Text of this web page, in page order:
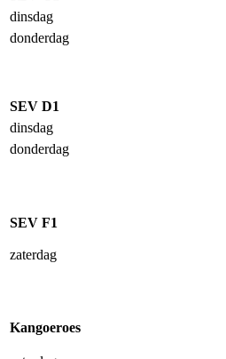
dinsdag
donderdag
SEV D1
dinsdag
donderdag
SEV F1
zaterdag
Kangoeroes